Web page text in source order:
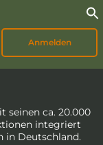
Anmelden
seinen ca. 20.000
integriert
in Deutschland.